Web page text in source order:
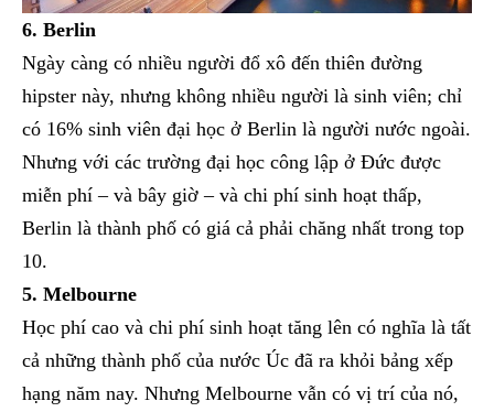
6. Berlin
Ngày càng có nhiều người đổ xô đến thiên đường
hipster này, nhưng không nhiều người là sinh viên; chỉ
có 16% sinh viên đại học ở Berlin là người nước ngoài.
Nhưng với các trường đại học công lập ở Đức được
miễn phí – và bây giờ – và chi phí sinh hoạt thấp,
Berlin là thành phố có giá cả phải chăng nhất trong top
10.
5. Melbourne
Học phí cao và chi phí sinh hoạt tăng lên có nghĩa là tất
cả những thành phố của nước Úc đã ra khỏi bảng xếp
hạng năm nay. Nhưng Melbourne vẫn có vị trí của nó,